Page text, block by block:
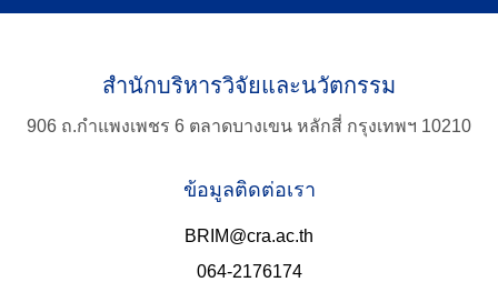
สำนักบริหารวิจัยและนวัตกรรม
906 ถ.กำแพงเพชร 6 ตลาดบางเขน หลักสี่ กรุงเทพฯ 10210
ข้อมูลติดต่อเรา
BRIM@cra.ac.th
064-2176174